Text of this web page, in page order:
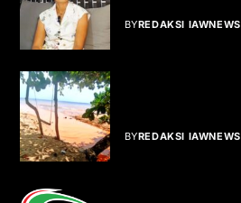
BYREDAKSI IAWNEWS
BYREDAKSI IAWNEWS